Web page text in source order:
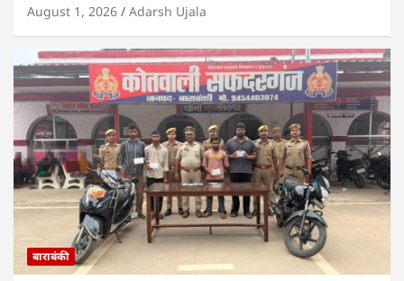
August 1, 2026 Adarsh Ujala
बाराबंकी